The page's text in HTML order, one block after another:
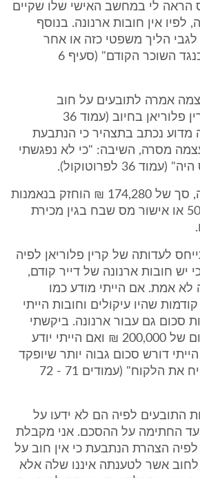
לי במחשב האישי שלו שקיים
לפיו אין חובות ארנונה. בנוסף
הליך משפטי כזה או אחר
שהנתבעת מנהלת כנגד השוכר הקודם" (סעיף 6
אמרה לתובעים על חוב
הארנונה, השיבה קרין פלוריאן בחיוב (עמוד 36
מדוע נכתב בתצהיר כי הנתבעת
מסרה, השיבה: "כי לא נפגשתי
36 לפרוטוקול).
על פי סעיף 5 לחוזה, סך של 174,280 ₪ הוחזק בנאמנות
עד להמצאת טופס 50 או אישור מס שבח בגין מכירת
לעדותה של קרין פלוריאן לפיה
יש חובות ארנונה של דייר קודם,
לא אמת. אם הייתי מודע כמו
שהיו עיקולים וחובות הייתי
סכום גם עבור ארנונה. ביקשתי
שיהיה בנאמנות סכום של 200,000 ₪ ואם הייתי יודע
דורש סכום גבוה יותר שיופקד
בנאמנות כדי להבטיח את הלקוח" (עמודים 71 - 72
התובעים לפיה הם לא ידעו על
החתימה על ההסכם. אני מקבלת
הצהרת הנתבעת כי אין חוב על
אשר לטענתה איננו שלה אלא